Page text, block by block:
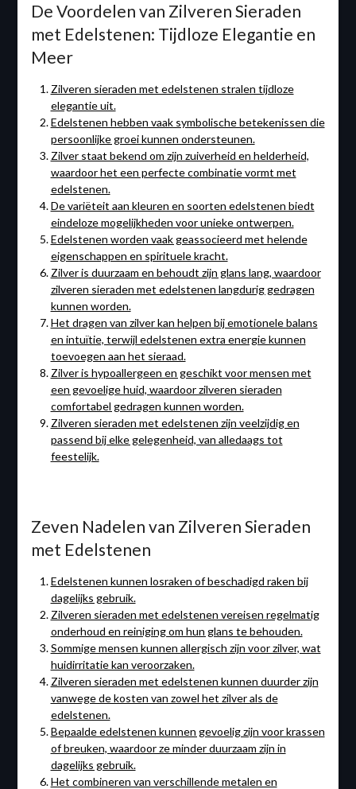
De Voordelen van Zilveren Sieraden
met Edelstenen: Tijdloze Elegantie en
Meer
Zilveren sieraden met edelstenen stralen tijdloze
elegantie uit.
Edelstenen hebben vaak symbolische betekenissen die
persoonlijke groei kunnen ondersteunen.
Zilver staat bekend om zijn zuiverheid en helderheid,
waardoor het een perfecte combinatie vormt met
edelstenen.
De variëteit aan kleuren en soorten edelstenen biedt
eindeloze mogelijkheden voor unieke ontwerpen.
Edelstenen worden vaak geassocieerd met helende
eigenschappen en spirituele kracht.
Zilver is duurzaam en behoudt zijn glans lang, waardoor
zilveren sieraden met edelstenen langdurig gedragen
kunnen worden.
Het dragen van zilver kan helpen bij emotionele balans
en intuïtie, terwijl edelstenen extra energie kunnen
toevoegen aan het sieraad.
Zilver is hypoallergeen en geschikt voor mensen met
een gevoelige huid, waardoor zilveren sieraden
comfortabel gedragen kunnen worden.
Zilveren sieraden met edelstenen zijn veelzijdig en
passend bij elke gelegenheid, van alledaags tot
feestelijk.
Zeven Nadelen van Zilveren Sieraden
met Edelstenen
Edelstenen kunnen losraken of beschadigd raken bij
dagelijks gebruik.
Zilveren sieraden met edelstenen vereisen regelmatig
onderhoud en reiniging om hun glans te behouden.
Sommige mensen kunnen allergisch zijn voor zilver, wat
huidirritatie kan veroorzaken.
Zilveren sieraden met edelstenen kunnen duurder zijn
vanwege de kosten van zowel het zilver als de
edelstenen.
Bepaalde edelstenen kunnen gevoelig zijn voor krassen
of breuken, waardoor ze minder duurzaam zijn in
dagelijks gebruik.
Het combineren van verschillende metalen en